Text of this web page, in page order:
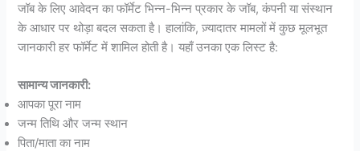
जॉब के लिए आवेदन का फॉर्मेट भिन्न-भिन्न प्रकार के जॉब, कंपनी या संस्थान
के आधार पर थोड़ा बदल सकता है। हालांकि, ज़्यादातर मामलों में कुछ मूलभूत
जानकारी हर फॉर्मेट में शामिल होती है। यहाँ उनका एक लिस्ट है:
सामान्य जानकारी:
आपका पूरा नाम
जन्म तिथि और जन्म स्थान
पिता/माता का नाम